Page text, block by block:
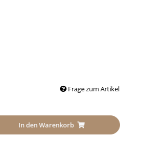
Frage zum Artikel
In den Warenkorb